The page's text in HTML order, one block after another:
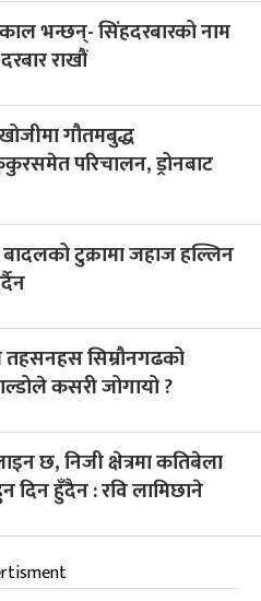
भन्छन्- सिंहदरबारको नाम
राखौं
गौतमबुद्ध
परिचालन, ड्रोनबाट
टुक्रामा जहाज हल्लिन
सिम्रौनगढको
कसरी जोगायो ?
छ, निजी क्षेत्रमा कतिबेला
दिन हुँदैन : रवि लामिछाने